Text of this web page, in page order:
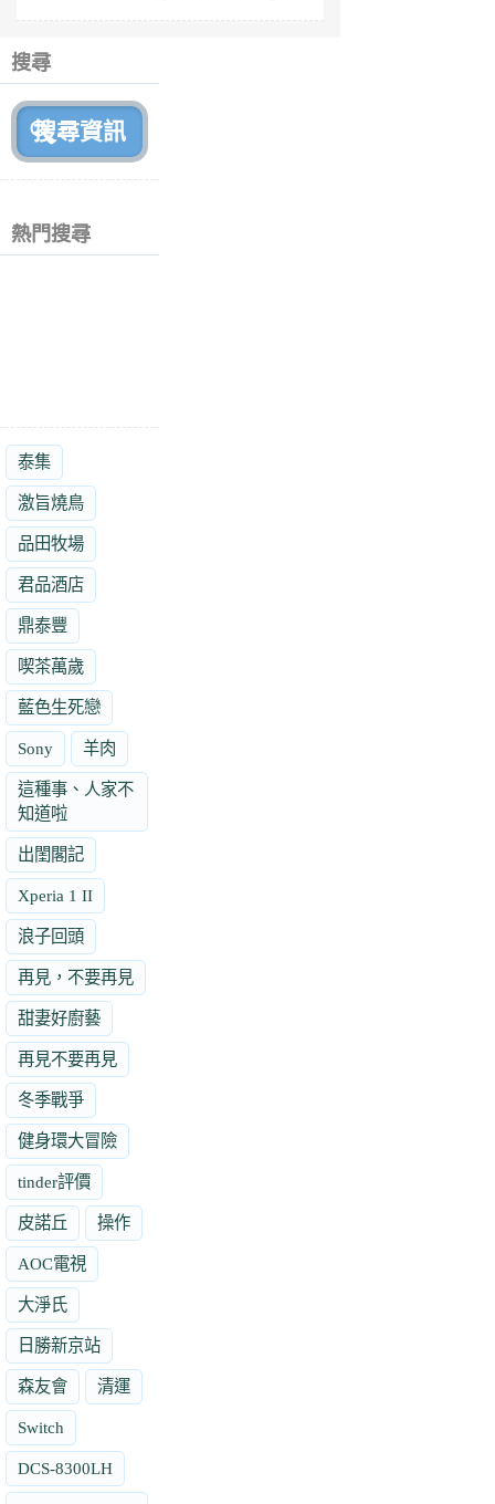
搜尋
熱門搜尋
泰集
激旨燒鳥
品田牧場
君品酒店
鼎泰豐
喫茶萬歲
藍色生死戀
Sony 羊肉
這種事、人家不
知道啦
出閨閣記
Xperia 1 II
浪子回頭
再見，不要再見
甜妻好廚藝
再見不要再見
冬季戰爭
健身環大冒險
tinder評價
皮諾丘 操作
AOC電視
大淨氏
日勝新京站
森友會 清運
Switch
DCS-8300LH